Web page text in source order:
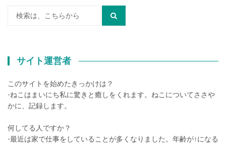
サイト運営者
このサイトを始めたきっかけは？
-ねこはまいにち私に驚きと癒しをくれます。ねこについてささや
かに、記録します。
何してる人ですか？
-最近は家で仕事をしていることが多くなりました。年齢が↑になる